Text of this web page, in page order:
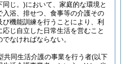
同じ。)において、家庭的な環境と
浴、排せつ、食事等の介護その
機能訓練を行うことにより、利
じ自立した日常生活を営むこと
なければならない。
共同生活介護の事業を行う者(以下